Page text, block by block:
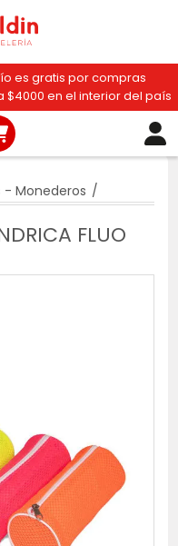
es gratis por compras
$4000 en el interior del país
Monederos /
FLUO